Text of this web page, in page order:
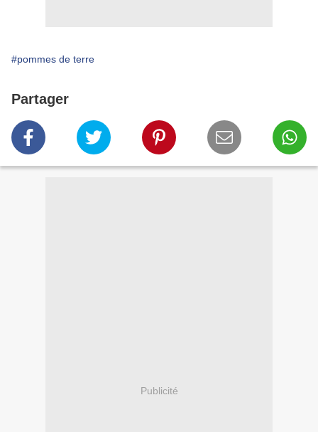
#pommes de terre
Partager
Publicité